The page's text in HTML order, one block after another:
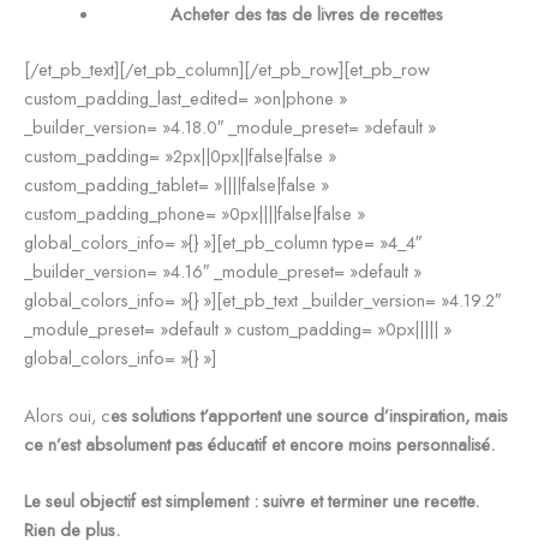
Acheter des tas de livres de recettes
[/et_pb_text][/et_pb_column][/et_pb_row][et_pb_row
custom_padding_last_edited= »on|phone »
_builder_version= »4.18.0″ _module_preset= »default »
custom_padding= »2px||0px||false|false »
custom_padding_tablet= »||||false|false »
custom_padding_phone= »0px||||false|false »
global_colors_info= »{} »][et_pb_column type= »4_4″
_builder_version= »4.16″ _module_preset= »default »
global_colors_info= »{} »][et_pb_text _builder_version= »4.19.2″
_module_preset= »default » custom_padding= »0px||||| »
global_colors_info= »{} »]
Alors oui, ces solutions t’apportent une source d’inspiration, mais
ce n’est absolument pas éducatif et encore moins personnalisé.
Le seul objectif est simplement : suivre et terminer une recette.
Rien de plus.